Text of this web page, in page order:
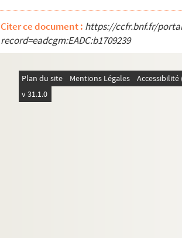
Citer ce document : https://ccfr.bnf.fr/
record=eadcgm:EADC:b1709239
Plan du site Mentions Légales
v 31.1.0